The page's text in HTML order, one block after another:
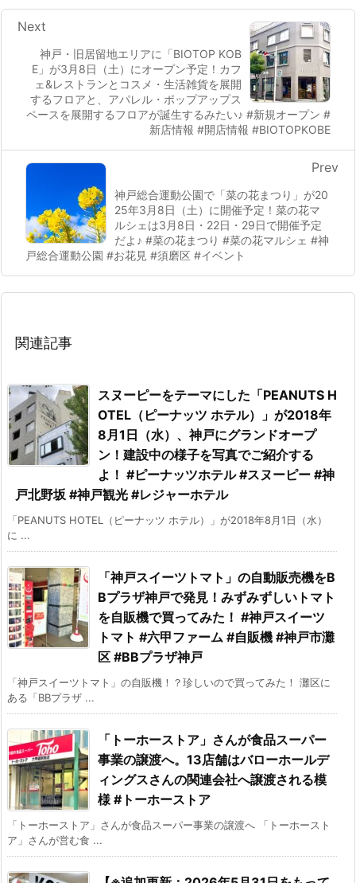
神戸・旧居留地エリアに「BIOTOP KOB
E」が3月8日（土）にオープン予定！カフ
ェ&レストランとコスメ・生活雑貨を展開
するフロアと、アパレル・ポップアップス
ペースを展開するフロアが誕生するみたい♪ #新規オープン #
新店情報 #開店情報 #BIOTOPKOBE
Next
神戸総合運動公園で「菜の花まつり」が20
25年3月8日（土）に開催予定！菜の花マ
ルシェは3月8日・22日・29日で開催予定
だよ♪ #菜の花まつり #菜の花マルシェ #神
戸総合運動公園 #お花見 #須磨区 #イベント
Prev
関連記事
スヌーピーをテーマにした「PEANUTS H
OTEL（ピーナッツ ホテル）」が2018年
8月1日（水）、神戸にグランドオープ
ン！建設中の様子を写真でご紹介する
よ！ #ピーナッツホテル #スヌーピー #神
戸北野坂 #神戸観光 #レジャーホテル
「PEANUTS HOTEL（ピーナッツ ホテル）」が2018年8月1日（水）
に ...
「神戸スイーツトマト」の自動販売機をB
Bプラザ神戸で発見！みずみずしいトマト
を自販機で買ってみた！ #神戸スイーツ
トマト #六甲ファーム #自販機 #神戸市灘
区 #BBプラザ神戸
「神戸スイーツトマト」の自販機！？珍しいので買ってみた！ 灘区に
ある「BBプラザ ...
「トーホーストア」さんが食品スーパー
事業の譲渡へ。13店舗はバローホールデ
ィングスさんの関連会社へ譲渡される模
様 #トーホーストア
「トーホーストア」さんが食品スーパー事業の譲渡へ 「トーホースト
ア」さんが営む食 ...